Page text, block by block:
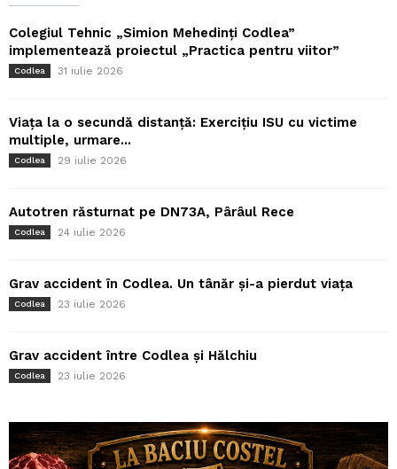
Colegiul Tehnic „Simion Mehedinți Codlea”
implementează proiectul „Practica pentru viitor”
Codlea 31 iulie 2026
Viața la o secundă distanță: Exercițiu ISU cu victime
multiple, urmare...
Codlea 29 iulie 2026
Autotren răsturnat pe DN73A, Pârâul Rece
Codlea 24 iulie 2026
Grav accident în Codlea. Un tânăr și-a pierdut viața
Codlea 23 iulie 2026
Grav accident între Codlea și Hălchiu
Codlea 23 iulie 2026